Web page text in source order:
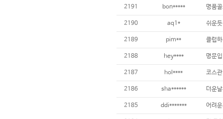
2191 bon*****
2190 aq1*
2189 pim**
2188 hey****
2187 hol****
2186 sha******
2185 ddi*******